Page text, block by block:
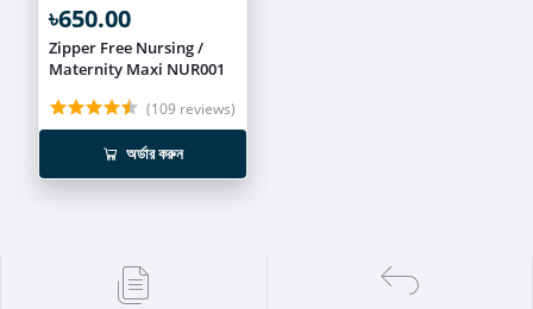
৳650.00
Zipper Free Nursing /
Maternity Maxi NUR001
(109 reviews)
অর্ডার করুন